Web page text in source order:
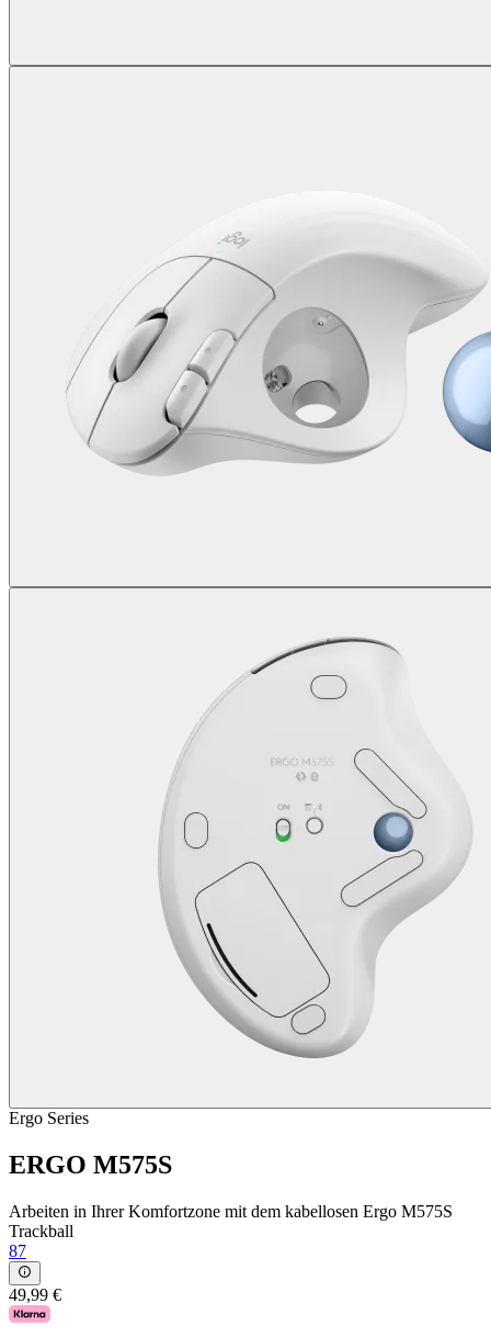
Ergo Series
ERGO M575S
Arbeiten in Ihrer Komfortzone mit dem kabellosen Ergo M575S
Trackball
87
49,99 €